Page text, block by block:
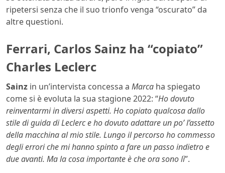
ripetersi senza che il suo trionfo venga “oscurato” da
altre questioni.
Ferrari, Carlos Sainz ha “copiato”
Charles Leclerc
Sainz in un’intervista concessa a Marca ha spiegato
come si è evoluta la sua stagione 2022: “Ho dovuto
reinventarmi in diversi aspetti. Ho copiato qualcosa dallo
stile di guida di Leclerc e ho dovuto adattare un po’ l’assetto
della macchina al mio stile. Lungo il percorso ho commesso
degli errori che mi hanno spinto a fare un passo indietro e
due avanti. Ma la cosa importante è che ora sono lì”.